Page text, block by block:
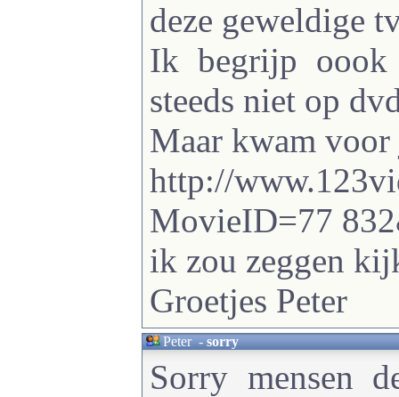
deze geweldige
Ik begrijp
steeds niet op
Maar kwam
http://
MovieID=77
ik zou zeggen
Groetjes Peter
Peter-sorry
Sorry mensen